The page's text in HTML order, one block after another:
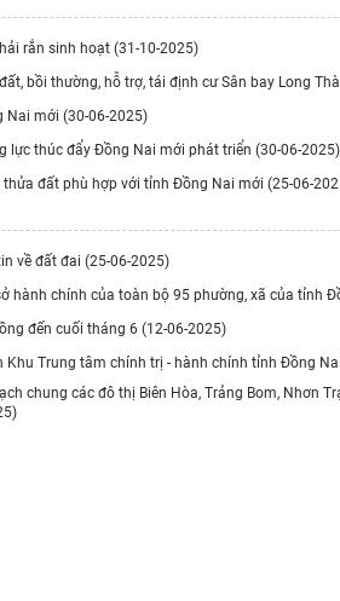
rắn sinh hoạt (31-10-2025)
bồi thường, hỗ trợ, tái định cư Sân bay Long
Nai mới (30-06-2025)
lực thúc đẩy Đồng Nai mới phát triển (30-06-2025)
đất phù hợp với tỉnh Đồng Nai mới (25-06-
về đất đai (25-06-2025)
hành chính của toàn bộ 95 phường, xã của tỉnh
đến cuối tháng 6 (12-06-2025)
Khu Trung tâm chính trị - hành chính tỉnh Đồng
chung các đô thị Biên Hòa, Trảng Bom, Nhơn